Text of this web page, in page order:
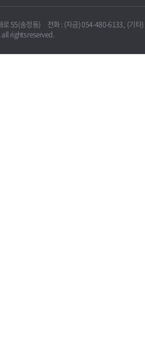
로 55(송정동) 전화 : (자금) 054-480-6133, (기타
rights reserved.